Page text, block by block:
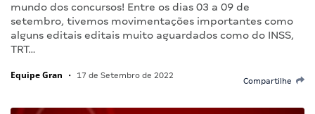
mundo dos concursos! Entre os dias 03 a 09 de
setembro, tivemos movimentações importantes como
alguns editais editais muito aguardados como do INSS,
TRT…
Equipe Gran • 17 de Setembro de 2022
Compartilhe